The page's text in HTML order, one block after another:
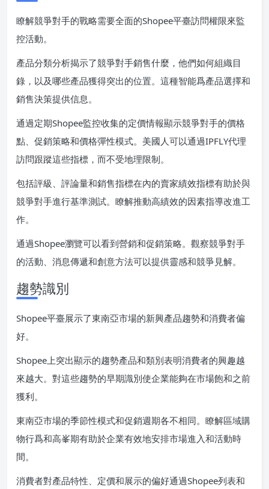
瞭解競爭對手的戰略需要全面的Shopee平臺訪問權限來監
控活動。
產品分類分析揭示了競爭對手銷售什麼，他們如何組織目
錄，以及哪些產品獲得突出的位置。這種智能爲產品選擇和
銷售決策提供信息。
通過定期Shopee監控收集的定價情報顯示競爭對手的價格
點、促銷策略和價格彈性模式。美國人可以通過IPFLY代理
訪問跟蹤這些指標，而不受地理限制。
包括評級、評論量和銷售指標在內的賣家績效指標有助於與
競爭對手進行基準測試。瞭解推動高績效的因素指導改進工
作。
通過Shopee瀏覽可以看到營銷和促銷策略。觀察競爭對手
的活動、消息傳遞和創意方法可以提供靈感和競爭見解。
趨勢識別
Shopee平臺展示了東南亞市場的新興產品趨勢和消費者偏
好。
Shopee上突出顯示的趨勢產品和類別表明消費者的興趣越
來越大。對這些趨勢的早期識別使企業能夠在市場飽和之前
獲利。
東南亞市場的季節性模式和促銷週期各不相同。瞭解區域購
物行爲和高峯期有助於企業有效地安排市場進入和活動時
間。
消費者對產品特性、定價和展示的偏好通過Shopee列表和